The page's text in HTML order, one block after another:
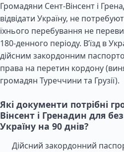
Громадяни Сент-Вінсент і
відвідати Україну, не
їхнього перебування не
180-денного періоду. В’їзд в
дійсним закордонним
права на перетин кордону
громадян Туреччини та Грузії).
Які документи потрібні
Вінсент і Гренадин для
Україну на 90 днів?
Дійсний закордонний